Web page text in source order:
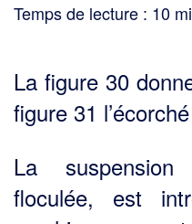
Temps de lecture : 10
La figure 30
figure 31
La
floculée, est